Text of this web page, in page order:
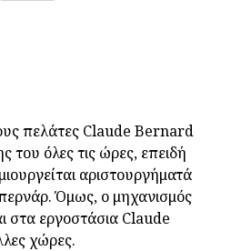
πελάτες Claude Bernard
του όλες τις ώρες, επειδή
αριστουργήματά
Όμως, ο μηχανισμός
στα εργοστάσια Claude
χώρες.